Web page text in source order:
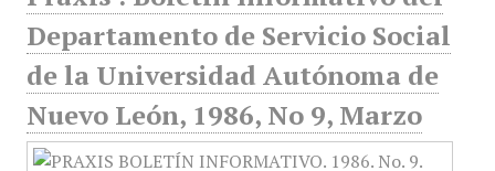
Departamento de Servicio Social
de la Universidad Autónoma de
Nuevo León, 1986, No 9, Marzo